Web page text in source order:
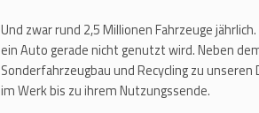
Und zwar rund 2,5 Millionen Fahrzeuge
ein Auto gerade nicht genutzt wird. Neben
Sonderfahrzeugbau und Recycling zu
im Werk bis zu ihrem Nutzungssende.